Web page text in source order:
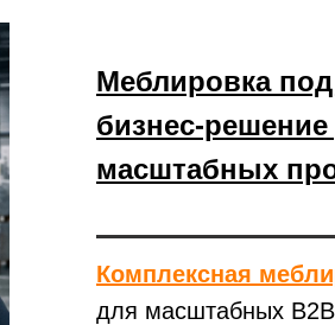
Меблировка
бизнес-решение
масштабных
Комплексная
для масштабных